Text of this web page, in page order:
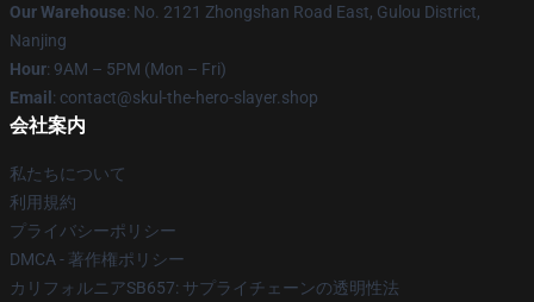
Our Warehouse: No. 2121 Zhongshan Road East, Gulou District,
Nanjing
Hour: 9AM – 5PM (Mon – Fri)
Email : contact@skul-the-hero-slayer.shop
会社案内
私たちについて
利用規約
プライバシーポリシー
DMCA - 著作権ポリシー
カリフォルニアSB657: サプライチェーンの透明性法